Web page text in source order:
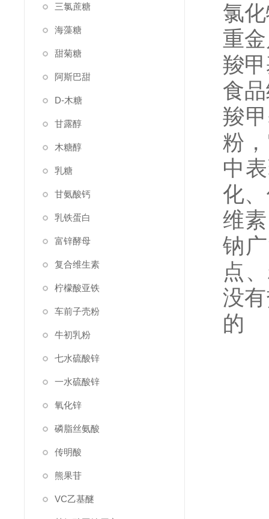
三氯蔗糖
海藻糖
甜菊糖
阿斯巴甜
D-木糖
甘露醇
木糖醇
乳糖
甘氨酸钙
乳铁蛋白
富锌酵母
复合维生素
柠檬酸亚铁
车前子壳粉
牛初乳粉
七水硫酸锌
一水硫酸锌
氧化锌
磷脂丝氨酸
传明酸
熊果苷
VC乙基醚
氯
重
羧
食
羧
粉
中
化
维
钠
点
没